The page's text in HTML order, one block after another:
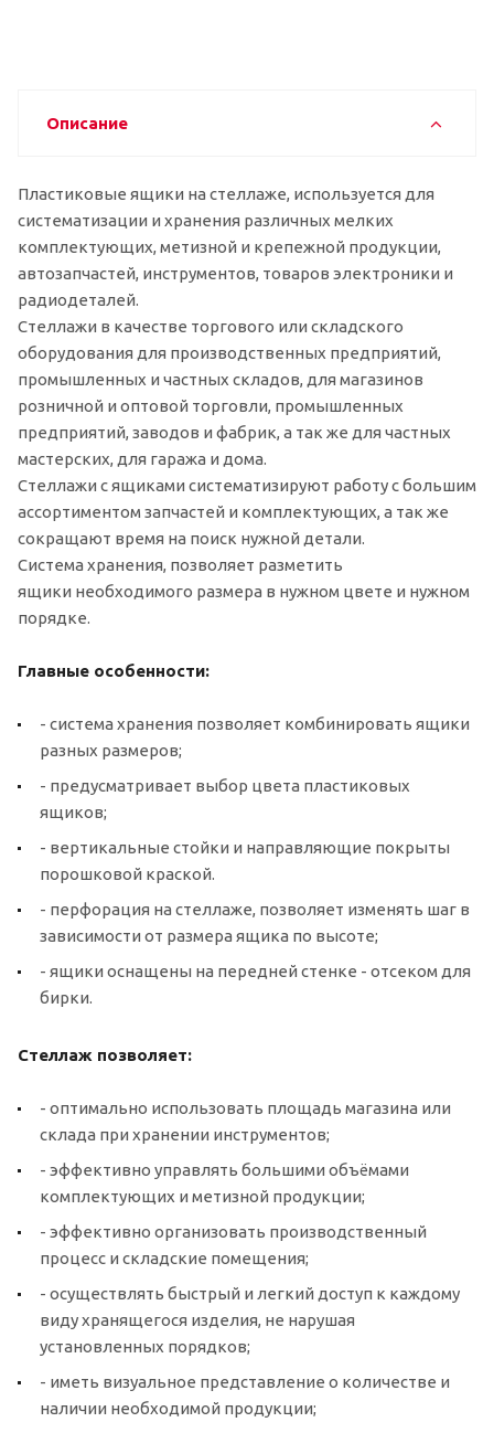
Описание
Пластиковые ящики на стеллаже, используется для
систематизации и хранения различных мелких
комплектующих, метизной и крепежной продукции,
автозапчастей, инструментов, товаров электроники и
радиодеталей.
Стеллажи в качестве торгового или складского
оборудования для производственных предприятий,
промышленных и частных складов, для магазинов
розничной и оптовой торговли, промышленных
предприятий, заводов и фабрик, а так же для частных
мастерских, для гаража и дома.
Стеллажи с ящиками систематизируют работу с большим
ассортиментом запчастей и комплектующих, а так же
сокращают время на поиск нужной детали.
Система хранения, позволяет разметить
ящики необходимого размера в нужном цвете и нужном
порядке.
Главные особенности:
- система хранения позволяет комбинировать ящики
разных размеров;
- предусматривает выбор цвета пластиковых
ящиков;
- вертикальные стойки и направляющие покрыты
порошковой краской.
- перфорация на стеллаже, позволяет изменять шаг в
зависимости от размера ящика по высоте;
- ящики оснащены на передней стенке - отсеком для
бирки.
Стеллаж позволяет:
- оптимально использовать площадь магазина или
склада при хранении инструментов;
- эффективно управлять большими объёмами
комплектующих и метизной продукции;
- эффективно организовать производственный
процесс и складские помещения;
- осуществлять быстрый и легкий доступ к каждому
виду хранящегося изделия, не нарушая
установленных порядков;
- иметь визуальное представление о количестве и
наличии необходимой продукции;